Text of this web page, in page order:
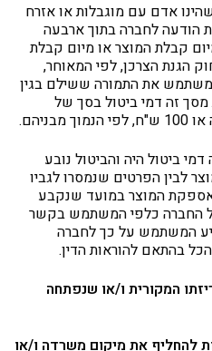
אדם עם מוגבלות או אזרח
הודעה לחברה בתוך ארבעה
קבלת המוצר או מיום קבלת
הגנת הצרכן, לפי המאוחר,
משתמש את התמורה ששילם בגין
מסך זה דמי ביטול בסך של
ביטול היה והביטול נובע
לבין הפרטים שנמסרו לגביו
המוצר במועד שנקבע
החברה כלפי המשתמש בקשר
המשתמש על כך לחברה
בהתאם להוראות הדין.
המקורית ו/או שנפתחה
להחליף את מיקום משרדה ו/או